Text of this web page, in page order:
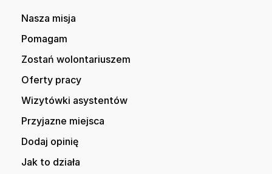
Nasza misja
Pomagam
Zostań wolontariuszem
Oferty pracy
Wizytówki asystentów
Przyjazne miejsca
Dodaj opinię
Jak to działa